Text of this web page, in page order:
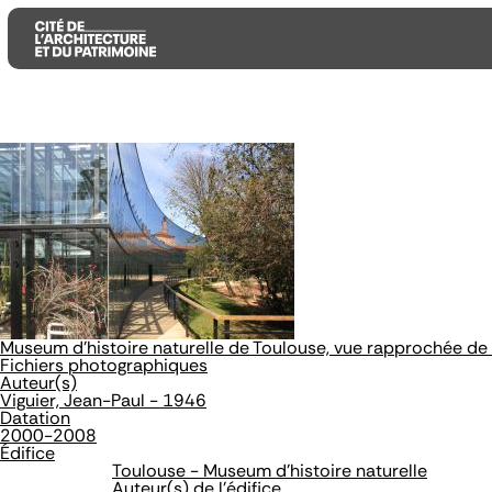
Aller
au
contenu
principal
Aller
au
menu
principal
Aller
à
la
recherche
Museum d'histoire naturelle de Toulouse, vue rapprochée
Fichiers photographiques
Auteur(s)
Viguier, Jean-Paul - 1946
Datation
2000-2008
Édifice
Toulouse - Museum d'histoire naturelle